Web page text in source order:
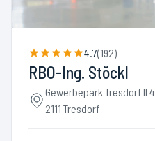
4.7(192)
RBO-Ing. Stöckl
Gewerbepark Tresdorf II 4
2111 Tresdorf